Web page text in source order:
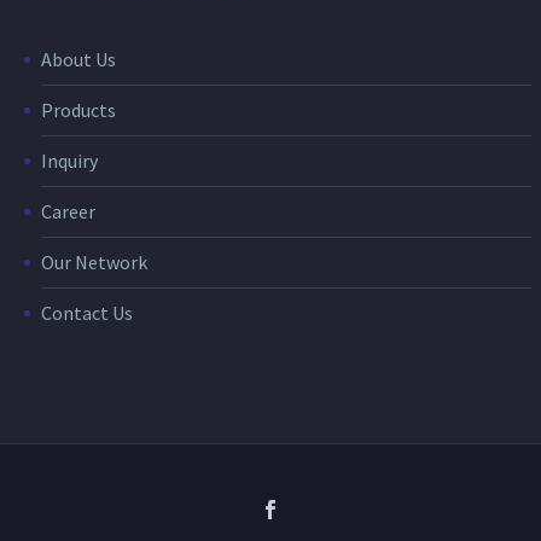
About Us
Products
Inquiry
Career
Our Network
Contact Us